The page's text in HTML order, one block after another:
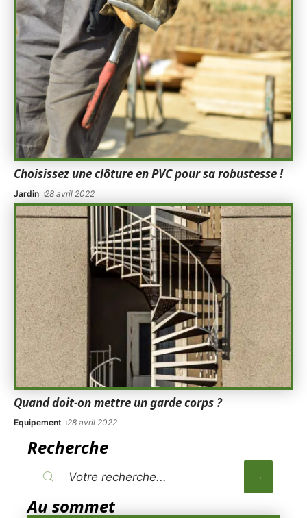
Choisissez une clôture en PVC pour sa robustesse !
Jardin 28 avril 2022
Quand doit-on mettre un garde corps ?
Equipement 28 avril 2022
Recherche
Au sommet